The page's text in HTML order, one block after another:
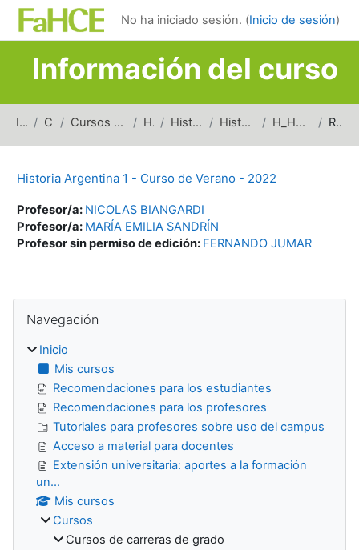
Salta al contenido principal
No ha iniciado sesión. (Inicio de sesión)
Información del curso
Inicio Cursos Cursos de carreras de grado Historia Historia Argentina Historia Argentina 1 H_HA1_Verano_2022 Resumen
Historia Argentina 1 - Curso de Verano - 2022
Profesor/a: NICOLAS BIANGARDI
Profesor/a: MARÍA EMILIA SANDRÍN
Profesor sin permiso de edición: FERNANDO JUMAR
Bloques
Navegación
Inicio
Mis cursos
Recomendaciones para los estudiantes
Recomendaciones para los profesores
Tutoriales para profesores sobre uso del campus
Acceso a material para docentes
Extensión universitaria: aportes a la formación
un...
Mis cursos
Cursos
Cursos de carreras de grado